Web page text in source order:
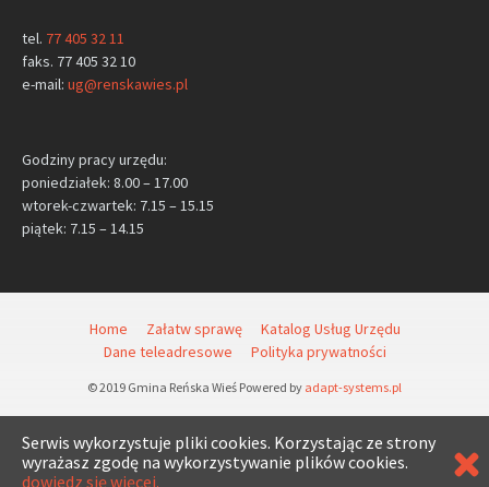
tel. 77 405 32 11
faks. 77 405 32 10
e-mail: ug@renskawies.pl
Godziny pracy urzędu:
poniedziałek: 8.00 – 17.00
wtorek-czwartek: 7.15 – 15.15
piątek: 7.15 – 14.15
Home Załatw sprawę
Katalog Usług Urzędu
Dane teleadresowe
Polityka prywatności
© 2019 Gmina Reńska Wieś Powered by adapt-systems.pl
Serwis wykorzystuje pliki cookies. Korzystając ze strony
wyrażasz zgodę na wykorzystywanie plików cookies.
dowiedz się więcej.